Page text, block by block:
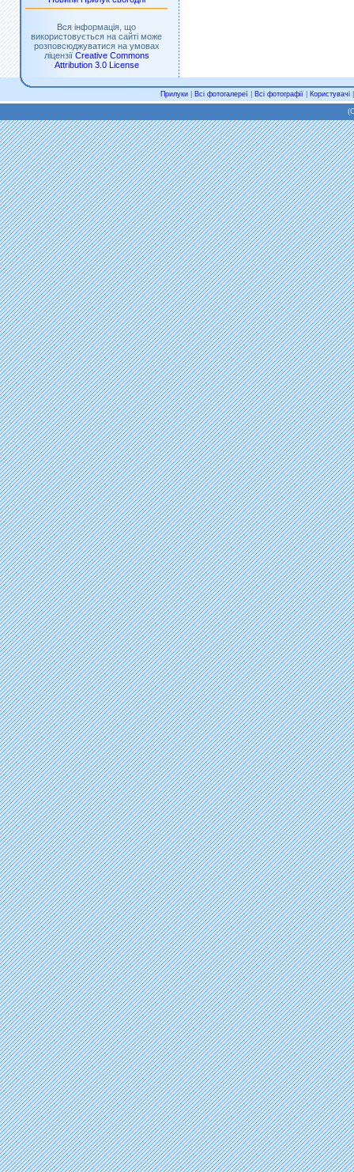
Вся інформація, що
використовується на сайті може
розповсюджуватися на умовах
ліцензії Creative Commons
Attribution 3.0 License
Прилуки| Всі фотогалереї| Всі фотографії| Користувачі